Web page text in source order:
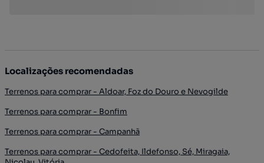
Localizações recomendadas
Terrenos para comprar - Aldoar, Foz do Douro e Nevogilde
Terrenos para comprar - Bonfim
Terrenos para comprar - Campanhã
Terrenos para comprar - Cedofeita, Ildefonso, Sé, Miragaia,